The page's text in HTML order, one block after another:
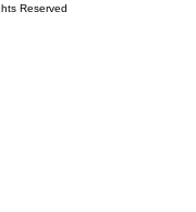
Reserved